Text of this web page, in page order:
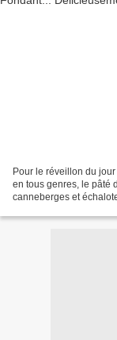
Pour le réveillon du
en tous genres, le pâté
canneberges et